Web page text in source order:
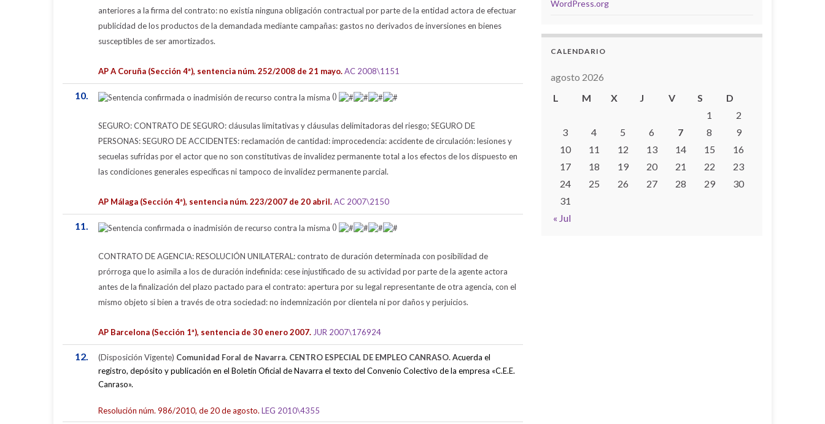
anteriores a la firma del contrato: no existía ninguna obligación contractual por parte de la entidad actora de efectuar
publicidad de los productos de la demandada mediante campañas: gastos no derivados de inversiones en bienes
susceptibles de ser amortizados.
AP A Coruña (Sección 4ª), sentencia núm. 252/2008 de 21 mayo.AC 2008\1151
10. ()
SEGURO:CONTRATO DE SEGURO: cláusulas limitativas y cláusulas delimitadoras del riesgo; SEGURO DE
PERSONAS: SEGURO DE ACCIDENTES: reclamación de cantidad: improcedencia: accidente de circulación: lesiones y
secuelas sufridas por el actor que no son constitutivas de invalidez permanente total a los efectos de los dispuesto en
las condiciones generales específicas ni tampoco de invalidez permanente parcial.
AP Málaga (Sección 4ª), sentencia núm. 223/2007 de 20 abril.AC 2007\2150
11. ()
CONTRATO DE AGENCIA:RESOLUCIÓN UNILATERAL: contrato de duración determinada con posibilidad de
prórroga que lo asimila a los de duración indefinida: cese injustificado de su actividad por parte de la agente actora
antes de la finalización del plazo pactado para el contrato: apertura por su legal representante de otra agencia, con el
mismo objeto si bien a través de otra sociedad: no indemnización por clientela ni por daños y perjuicios.
AP Barcelona (Sección 1ª), sentencia de 30 enero 2007. JUR 2007\176924
12. (Disposición Vigente) Comunidad Foral de Navarra. CENTRO ESPECIAL DE EMPLEO CANRASO.Acuerda el
registro, depósito y publicación en el Boletín Oficial de Navarra el texto del Convenio Colectivo de la empresa «C.E.E.
Canraso».
Resolución núm. 986/2010, de 20 de agosto. LEG 2010\4355
WordPress.org
CALENDARIO
agosto 2026
L
M X J V S D
« Jul
1
2
3
4 5 6 7 8
9
10
11 12 13 14 15
16
17
18 19 20 21 22
23
24
25 26 27 28 29
30
31